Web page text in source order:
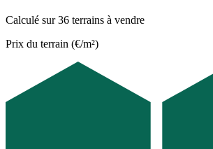
Calculé sur 36 terrains à vendre
Prix du terrain (€/m²)